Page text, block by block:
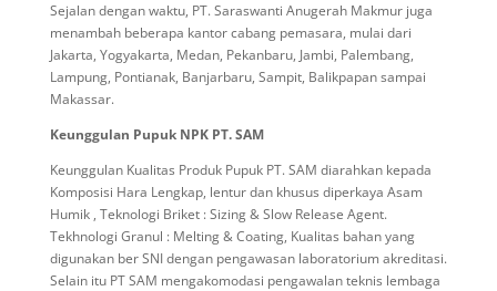
Sejalan dengan waktu, PT. Saraswanti Anugerah Makmur juga
menambah beberapa kantor cabang pemasara, mulai dari
Jakarta, Yogyakarta, Medan, Pekanbaru, Jambi, Palembang,
Lampung, Pontianak, Banjarbaru, Sampit, Balikpapan sampai
Makassar.
Keunggulan Pupuk NPK PT. SAM
Keunggulan Kualitas Produk Pupuk PT. SAM diarahkan kepada
Komposisi Hara Lengkap, lentur dan khusus diperkaya Asam
Humik , Teknologi Briket : Sizing & Slow Release Agent.
Tekhnologi Granul : Melting & Coating, Kualitas bahan yang
digunakan ber SNI dengan pengawasan laboratorium akreditasi.
Selain itu PT SAM mengakomodasi pengawalan teknis lembaga